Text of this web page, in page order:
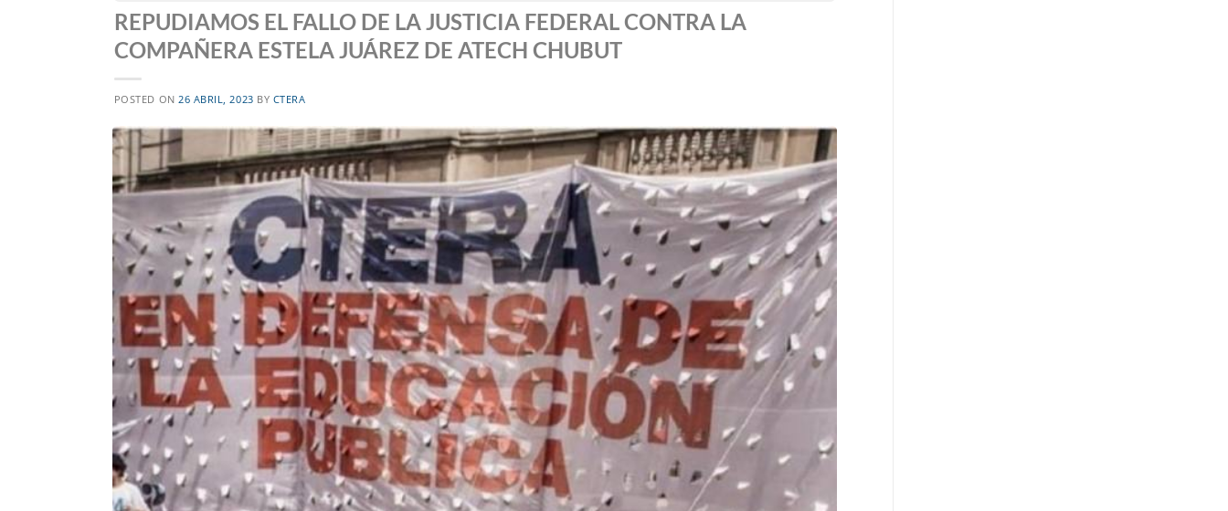
REPUDIAMOS EL FALLO DE LA JUSTICIA FEDERAL CONTRA LA
COMPAÑERA ESTELA JUÁREZ DE ATECH CHUBUT
POSTED ON26 ABRIL, 2023 BY CTERA